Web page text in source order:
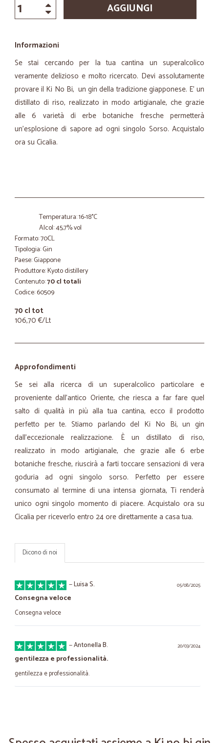
AGGIUNGI
Informazioni
Se stai cercando per la tua cantina un superalcolico
veramente delizioso e molto ricercato. Devi assolutamente
provare il Ki No Bi, un gin della tradizione giapponese. E' un
distillato di riso, realizzato in modo artigianale, che grazie
alle 6 varietà di erbe botaniche fresche permetterà
un'esplosione di sapore ad ogni singolo Sorso. Acquistalo
ora su Cicalia.
Temperatura: 16-18°C
Alcol: 45,7% vol
Formato: 70CL
Tipologia: Gin
Paese: Giappone
Produttore: Kyoto distillery
Contenuto:70 cl totali
Codice: 60509
70 cl tot
106,70 €/Lt
Approfondimenti
Se sei alla ricerca di un superalcolico particolare e
proveniente dall'antico Oriente, che riesca a far fare quel
salto di qualità in più alla tua cantina, ecco il prodotto
perfetto per te. Stiamo parlando del Ki No Bi, un gin
dall'eccezionale realizzazione. È un distillato di riso,
realizzato in modo artigianale, che grazie alle 6 erbe
botaniche fresche, riuscirà a farti toccare sensazioni di vera
goduria ad ogni singolo sorso. Perfetto per essere
consumato al termine di una intensa giornata, Ti renderà
unico ogni singolo momento di piacere. Acquistalo ora su
Cicalia per riceverlo entro 24 ore direttamente a casa tua.
Dicono di noi
05/08/2025
—Luisa S.
Consegna veloce
Consegna veloce
20/03/2024
—Antonella B.
gentilezza e professionalità.
gentilezza e professionalità.